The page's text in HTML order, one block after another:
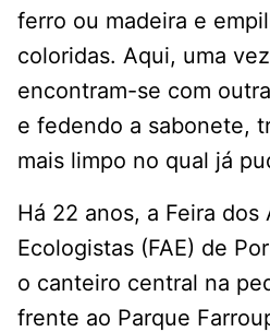
ferro ou madeira e
coloridas. Aqui, uma
encontram-se com
e fedendo a sabonete,
mais limpo no qual já
Há 22 anos, a Feira dos
Ecologistas (FAE) de
o canteiro central na
frente ao Parque